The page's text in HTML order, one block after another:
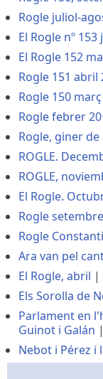
Rogle juliol-
El Rogle nº
El Rogle 152
Rogle 151 abril
Rogle 150
Rogle febrer
Rogle, giner de
ROGLE.
ROGLE,
El Rogle.
Rogle setembre
Rogle
Ara van pel
El Rogle, abril |
Els Sorolla de
Parlament en
Guinot i Galán |
Nebot i Pérez i